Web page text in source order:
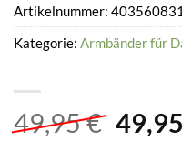
49,95€ 49,95
Artikelnummer:
Kategorie: Armbänder für